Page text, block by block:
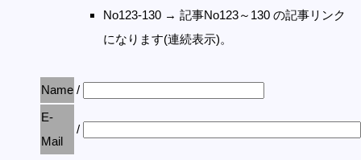
No123-130 → 記事No123～130 の記事リンク
になります(連続表示)。
Name /
E-
Mail
/